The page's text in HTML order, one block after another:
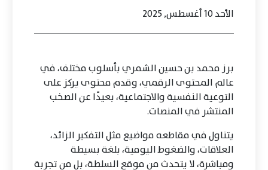
الأحد 10 أغسطس, 2025
برز محمد بن حسين الشمري بأسلوب مختلف، في
عالم المحتوى الرقمي، وقدم محتوى يركز على
التوعية النفسية والاجتماعية، بعيدًا عن الصخب
المنتشر في المنصات.
يتناول في مقاطعه مواضيع مثل التفكير الزائد،
العلاقات، والضغوط اليومية، بلغة بسيطة
ومباشرة، لا يتحدث من موقع السلطة، بل من تجربة